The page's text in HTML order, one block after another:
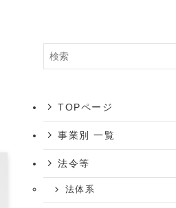
TOPページ
事業別 一覧
法令等
法体系